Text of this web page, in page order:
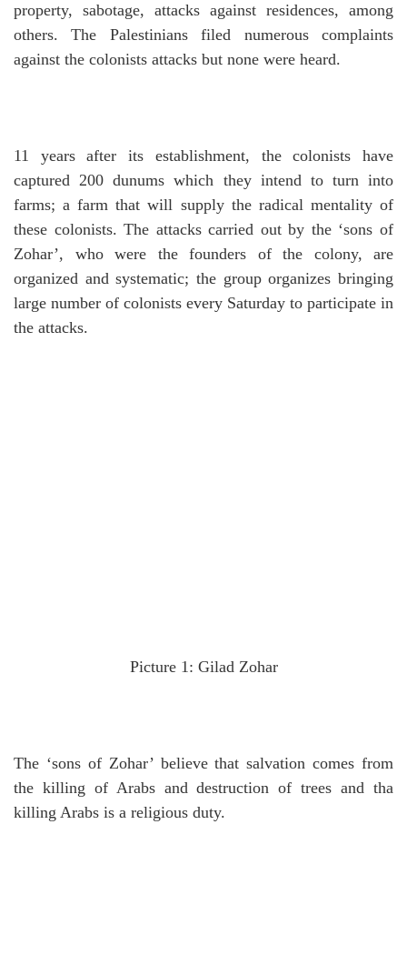
property, sabotage, attacks against residences, among
others.The Palestinians filed numerous complaints
against the colonists attacks but none were heard.
11 years after its establishment, the colonists have
captured 200 dunums which they intend to turn into
farms; a farm that will supply the radical mentality of
these colonists.The attacks carried out by the ‘sons of
Zohar’, who were the founders of the colony, are
organized and systematic; the group organizes bringing
large number of colonists every Saturday to participate in
the attacks.
Picture 1: Gilad Zohar
The ‘sons of Zohar’ believe that salvation comes from
the killing of Arabs and destruction of trees and tha
killing Arabs is a religious duty.